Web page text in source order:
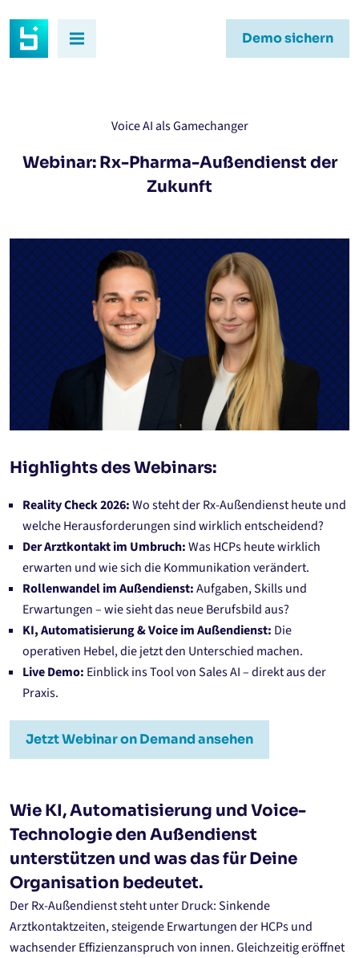
Demo sichern
Voice AI als Gamechanger
Webinar: Rx-Pharma-Außendienst der
Zukunft
Highlights des Webinars:
Reality Check 2026:Wo steht der Rx-Außendienst heute und
welche Herausforderungen sind wirklich entscheidend?
Der Arztkontakt im Umbruch:Was HCPs heute wirklich
erwarten und wie sich die Kommunikation verändert.
Rollenwandel im Außendienst:Aufgaben, Skills und
Erwartungen – wie sieht das neue Berufsbild aus?
KI, Automatisierung & Voice im Außendienst: Die
operativen Hebel, die jetzt den Unterschied machen.
Live Demo: Einblick ins Tool von Sales AI – direkt aus der
Praxis.
Jetzt Webinar on Demand ansehen
Wie KI, Automatisierung und Voice-
Technologie den Außendienst
unterstützen und was das für Deine
Organisation bedeutet.
Der Rx-Außendienst steht unter Druck: Sinkende
Arztkontaktzeiten, steigende Erwartungen der HCPs und
wachsender Effizienzanspruch von innen. Gleichzeitig eröffnet